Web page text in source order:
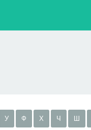
У Ф Х Ч Ш